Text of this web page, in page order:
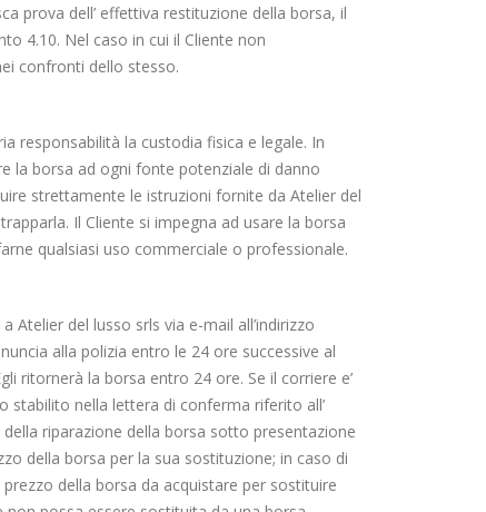
prova dell’ effettiva restituzione della borsa, il
4.10. Nel caso in cui il Cliente non
confronti dello stesso.
responsabilità la custodia fisica e legale. In
la borsa ad ogni fonte potenziale di danno
strettamente le istruzioni fornite da Atelier del
Il Cliente si impegna ad usare la borsa
qualsiasi uso commerciale o professionale.
del lusso srls via e-mail all’indirizzo
alla polizia entro le 24 ore successive al
ritornerà la borsa entro 24 ore. Se il corriere e’
stabilito nella lettera di conferma riferito all’
riparazione della borsa sotto presentazione
della borsa per la sua sostituzione; in caso di
della borsa da acquistare per sostituire